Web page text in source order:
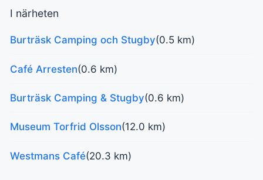
I närheten
Burträsk Camping och Stugby(0.5 km)
Café Arresten(0.6 km)
Burträsk Camping & Stugby(0.6 km)
Museum Torfrid Olsson(12.0 km)
Westmans Café(20.3 km)